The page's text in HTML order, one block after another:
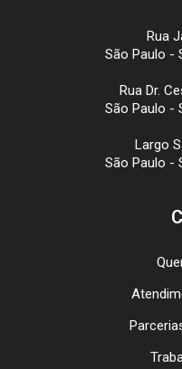
Rua
São Paulo -
Rua Dr.
São Paulo -
Largo
São Paulo -